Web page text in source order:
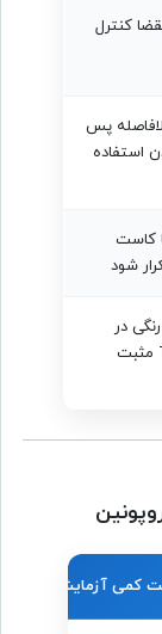
کنترل
پس
استفاده
کاست
شود
در
ناحیه T مثبت
کمی آزمایشگاهی